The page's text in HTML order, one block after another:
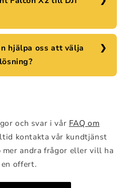
hjälpa oss att välja
och svar i vår FAQ om
kontakta vår kundtjänst
mer andra frågor eller vill ha
en offert.